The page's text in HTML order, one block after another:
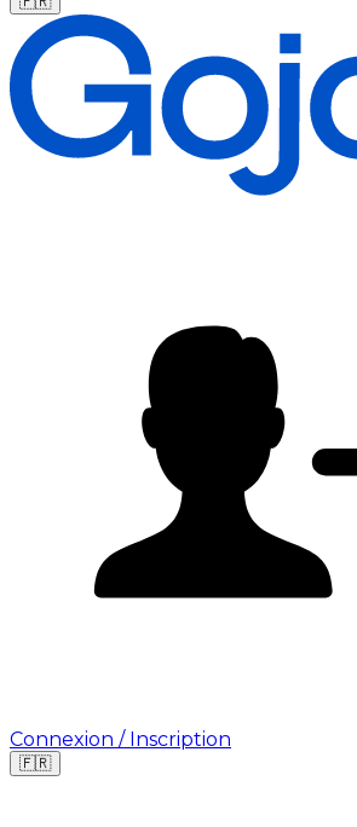
Connexion / Inscription
🇫🇷